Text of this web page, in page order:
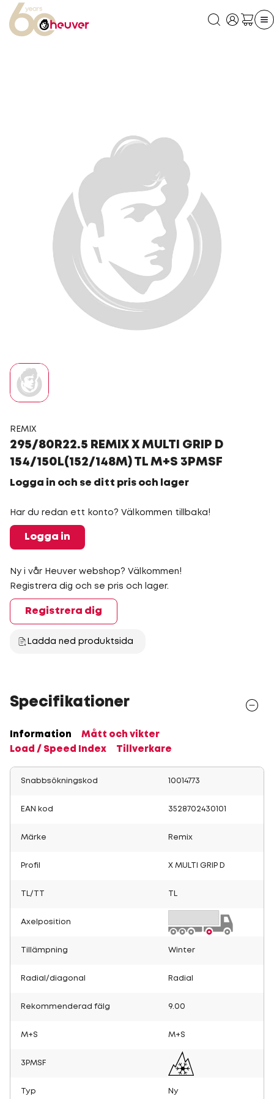
REMIX
295/80R22.5 REMIX X MULTI GRIP D
154/150L(152/148M) TL M+S 3PMSF
Logga in och se ditt pris och lager
Har du redan ett konto? Välkommen tillbaka!
Logga in
Ny i vår Heuver webshop? Välkommen!
Registrera dig och se pris och lager.
Registrera dig
Ladda ned produktsida
Specifikationer
Information
Mått och vikter
Load / Speed Index
Tillverkare
Snabbsökningskod 10014773
EAN kod 3528702430101
Märke Remix
Profil X MULTI GRIP D
TL/TT
Axelposition
Tillämpning Winter
Radial/diagonal Radial
Rekommenderad fälg 9.00
M+S M+S
3PMSF
Typ Ny